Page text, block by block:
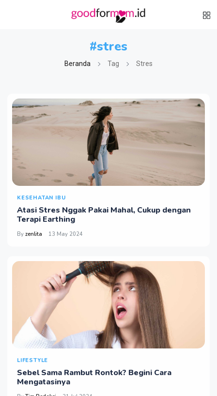
#stres
Beranda Tag Stres
KESEHATAN IBU
Atasi Stres Nggak Pakai Mahal, Cukup dengan
Terapi Earthing
By zenlita 13 May 2024
LIFESTYLE
Sebel Sama Rambut Rontok? Begini Cara
Mengatasinya